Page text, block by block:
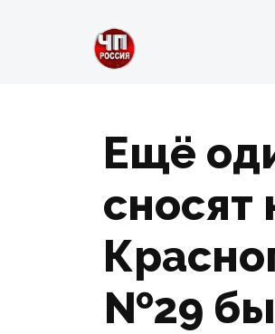
Ещё
сносят
№29